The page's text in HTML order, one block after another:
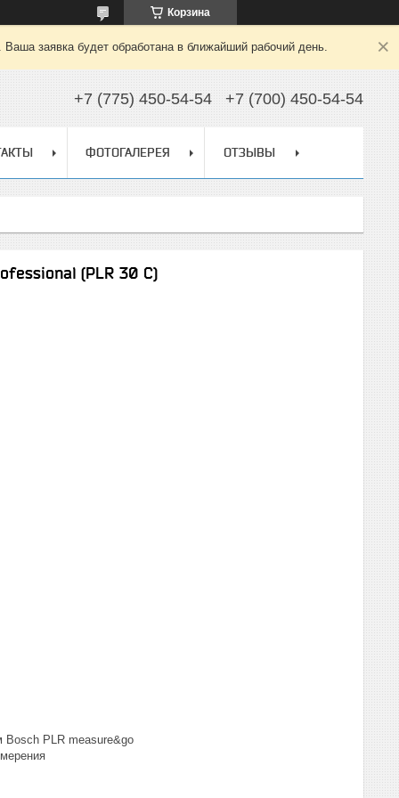
Корзина
заявка будет обработана в ближайший рабочий день.
+7 (775) 450-54-54 +7 (700) 450-54-54
ФОТОГАЛЕРЕЯ ОТЗЫВЫ
(PLR 30 С)
Bosch PLR measure&go